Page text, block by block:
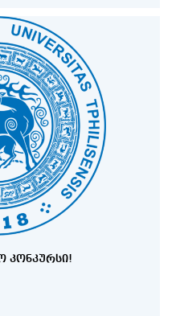
ᲙᲝᲜᲙᲣᲠᲡᲘ!